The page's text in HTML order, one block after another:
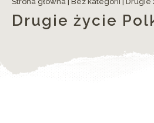
Drugie życie